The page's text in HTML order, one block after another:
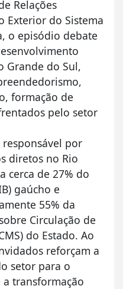
Relações
Exterior do Sistema
o episódio debate
Grande do Sul,
formação de
pelo setor
por
diretos no Rio
cerca de 27% do
gaúcho e
55% da
Circulação de
do Estado. Ao
reforçam a
setor para o
transformação